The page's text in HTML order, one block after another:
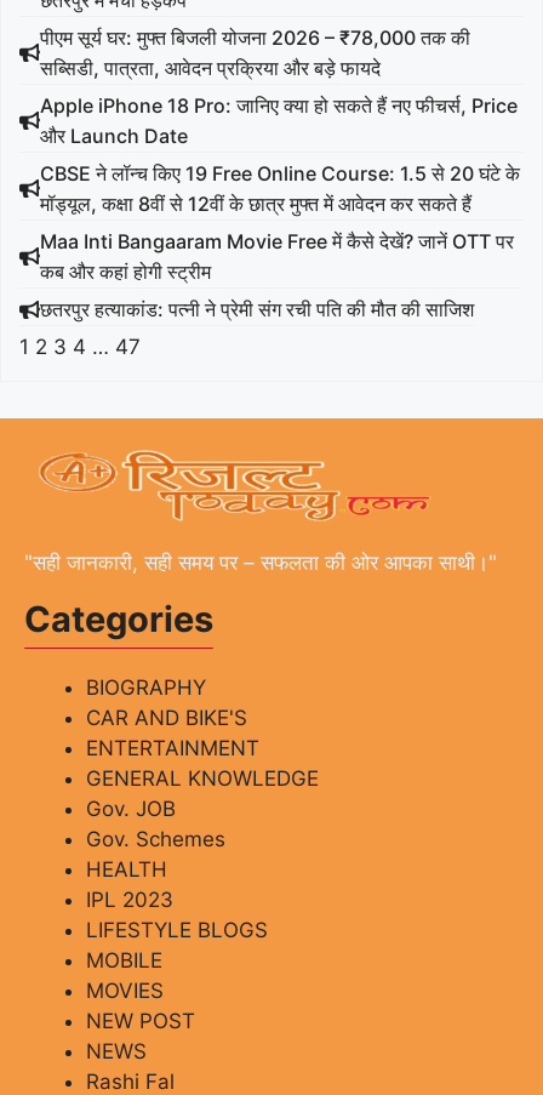
पीएम सूर्य घर: मुफ्त बिजली योजना 2026 – ₹78,000 तक की
सब्सिडी, पात्रता, आवेदन प्रक्रिया और बड़े फायदे
Apple iPhone 18 Pro: जानिए क्या हो सकते हैं नए फीचर्स, Price
और Launch Date
CBSE ने लॉन्च किए 19 Free Online Course: 1.5 से 20 घंटे के
मॉड्यूल, कक्षा 8वीं से 12वीं के छात्र मुफ्त में आवेदन कर सकते हैं
Maa Inti Bangaaram Movie Free में कैसे देखें? जानें OTT पर
कब और कहां होगी स्ट्रीम
छतरपुर हत्याकांड: पत्नी ने प्रेमी संग रची पति की मौत की साजिश
1 2 3 4 … 47
"सही जानकारी, सही समय पर – सफलता की ओर आपका साथी।"
Categories
BIOGRAPHY
CAR AND BIKE'S
ENTERTAINMENT
GENERAL KNOWLEDGE
Gov. JOB
Gov. Schemes
HEALTH
IPL 2023
LIFESTYLE BLOGS
MOBILE
MOVIES
NEW POST
NEWS
Rashi Fal